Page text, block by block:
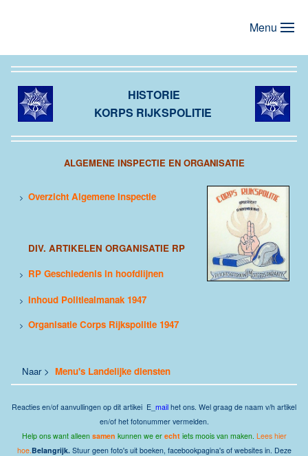
Menu
HISTORIE
KORPS RIJKSPOLITIE
ALGEMENE INSPECTIE EN ORGANISATIE
> Overzicht Algemene Inspectie
DIV. ARTIKELEN ORGANISATIE RP
> RP Geschiedenis in hoofdlijnen
> Inhoud Politiealmanak 1947
> Organisatie Corps Rijkspolitie 1947
Naar > Menu's Landelijke diensten
Reacties en/of aanvullingen op dit artikei E_ mail het ons. Wel graag de naam v/h artikel
en/of het fotonummer vermelden.
Help ons want alleen samen kunnen we er echtiets moois van maken. Lees hier
hoe.Belangrijk.Stuur geen foto's uit boeken, facebookpagina's of websites in. Deze